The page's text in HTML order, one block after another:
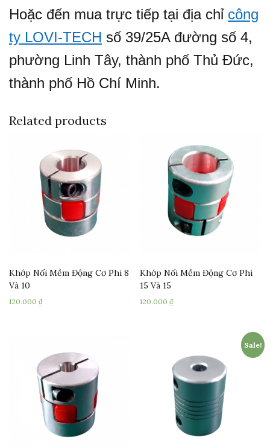
Hoặc đến mua trực tiếp tại địa chỉ công
ty LOVI-TECH số 39/25A đường số 4,
phường Linh Tây, thành phố Thủ Đức,
thành phố Hồ Chí Minh.
Related products
Khớp Nối Mềm Động Cơ Phi 8
Và 10
120.000 ₫
Khớp Nối Mềm Động Cơ Phi
15 Và 15
120.000₫
Sale!